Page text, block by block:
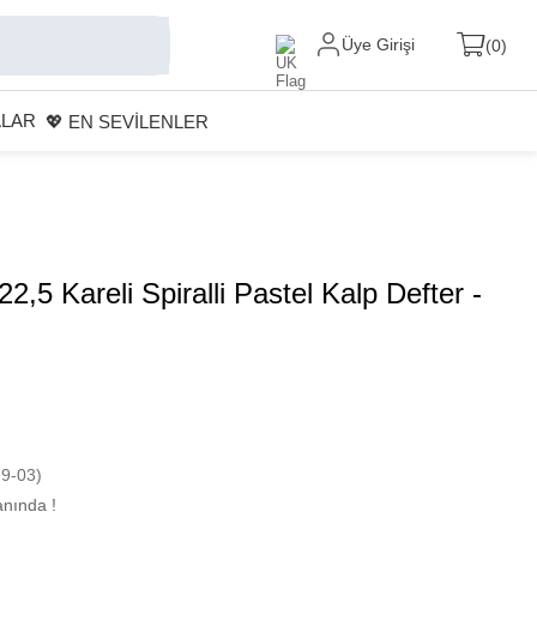
Üye Girişi 0
💖 EN SEVİLENLER
Kareli Spiralli Pastel Kalp Defter -
03)
!